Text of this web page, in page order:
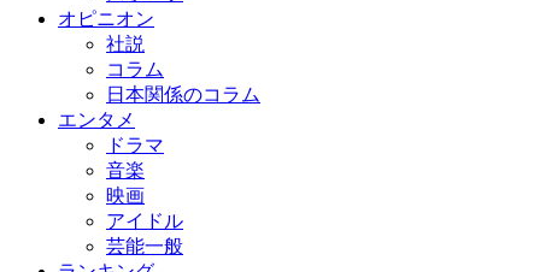
オピニオン
社説
コラム
日本関係のコラム
エンタメ
ドラマ
音楽
映画
アイドル
芸能一般